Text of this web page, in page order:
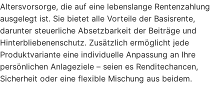
Altersvorsorge, die auf eine lebenslange Rentenzahlung
ausgelegt ist. Sie bietet alle Vorteile der Basisrente,
darunter steuerliche Absetzbarkeit der Beiträge und
Hinterbliebenenschutz. Zusätzlich ermöglicht jede
Produktvariante eine individuelle Anpassung an Ihre
persönlichen Anlageziele – seien es Renditechancen,
Sicherheit oder eine flexible Mischung aus beidem.